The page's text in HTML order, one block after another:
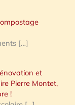
[…]
et
Pierre Montet,
!